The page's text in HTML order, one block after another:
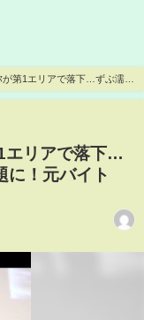
が第1エリアで落下…ずぶ濡れ
判明
エリアで落下…
に！元バイト